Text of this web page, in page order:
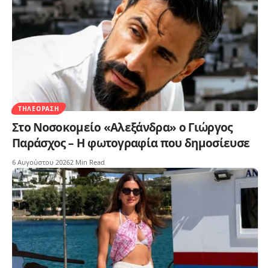
ΤΗΛΕΌΡΑΣΗ
Στο Νοσοκομείο «Αλεξάνδρα» ο Γιώργος
Παράσχος – Η φωτογραφία που δημοσίευσε
6 Αυγούστου 20262 Min Read